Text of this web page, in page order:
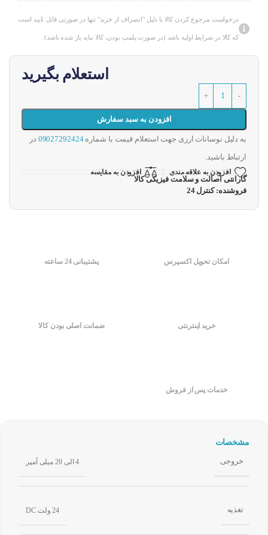
درخواست مرجوع کردن کالا با دلیل "انصراف از خرید" تنها در صورتی قابل تایید است
که کالا در شرایط اولیه باشد (در صورت پلمپ بودن، کالا نباید باز شده باشد).
استعلام بگیرید
افزودن به سبد سفارش
به دلیل نوسانات ارزی جهت استعلام قیمت با شماره09027292424 در
ارتباط باشید.
افزودن به علاقه مندی افزودن به مقایسه
گارانتی اصالت و سلامت فیزیکی کالا
فروشنده: کنترل 24
امکان تحویل اکسپرس پشتیبانی 24 ساعته
خرید اینترنتی ضمانت اصلی بودن کالا
خدمات پس از فروش
مشخصات
خروجی 4 الی 20 میلی آمپر
تغذیه 24 ولت DC